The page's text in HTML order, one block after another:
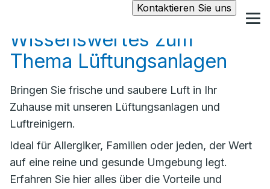
Kontaktieren Sie uns
Wissenswertes zum
Thema Lüftungsanlagen
Bringen Sie frische und saubere Luft in Ihr
Zuhause mit unseren Lüftungsanlagen und
Luftreinigern.
Ideal für Allergiker, Familien oder jeden, der Wert
auf eine reine und gesunde Umgebung legt.
Erfahren Sie hier alles über die Vorteile und